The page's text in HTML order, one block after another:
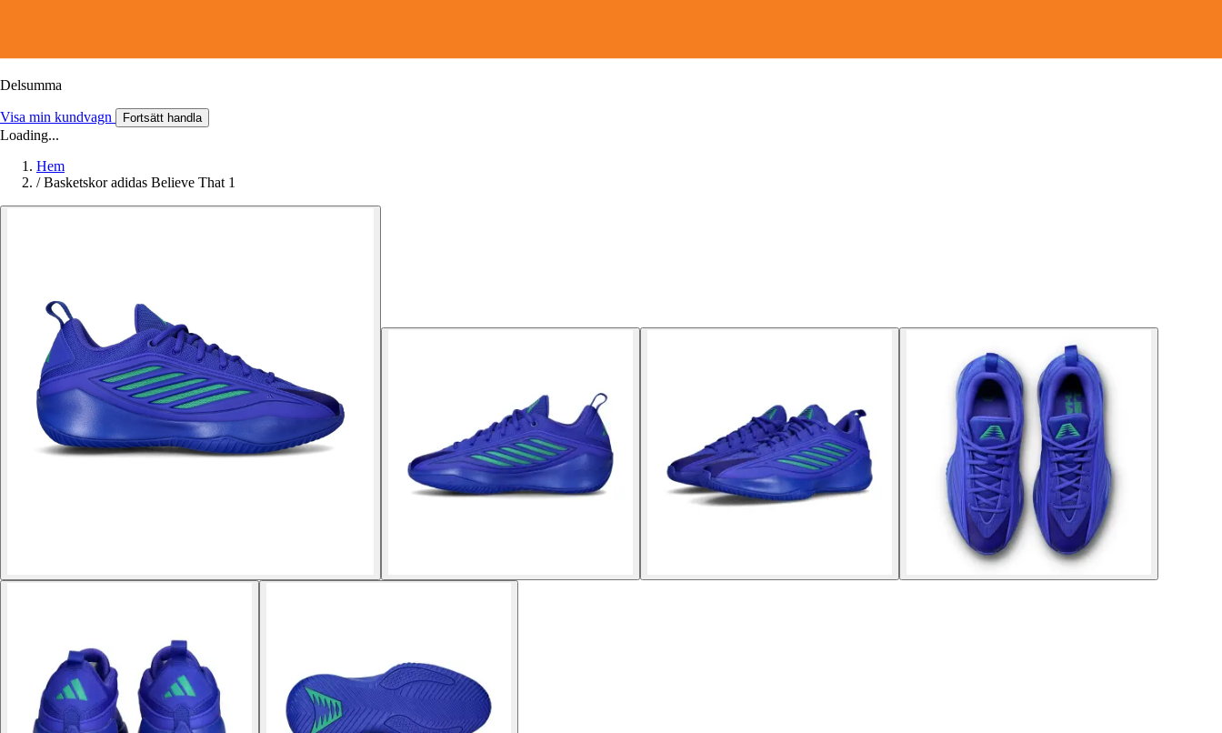
Delsumma
Visa min kundvagn Fortsätt handla
Loading...
Hem
/ Basketskor adidas Believe That 1